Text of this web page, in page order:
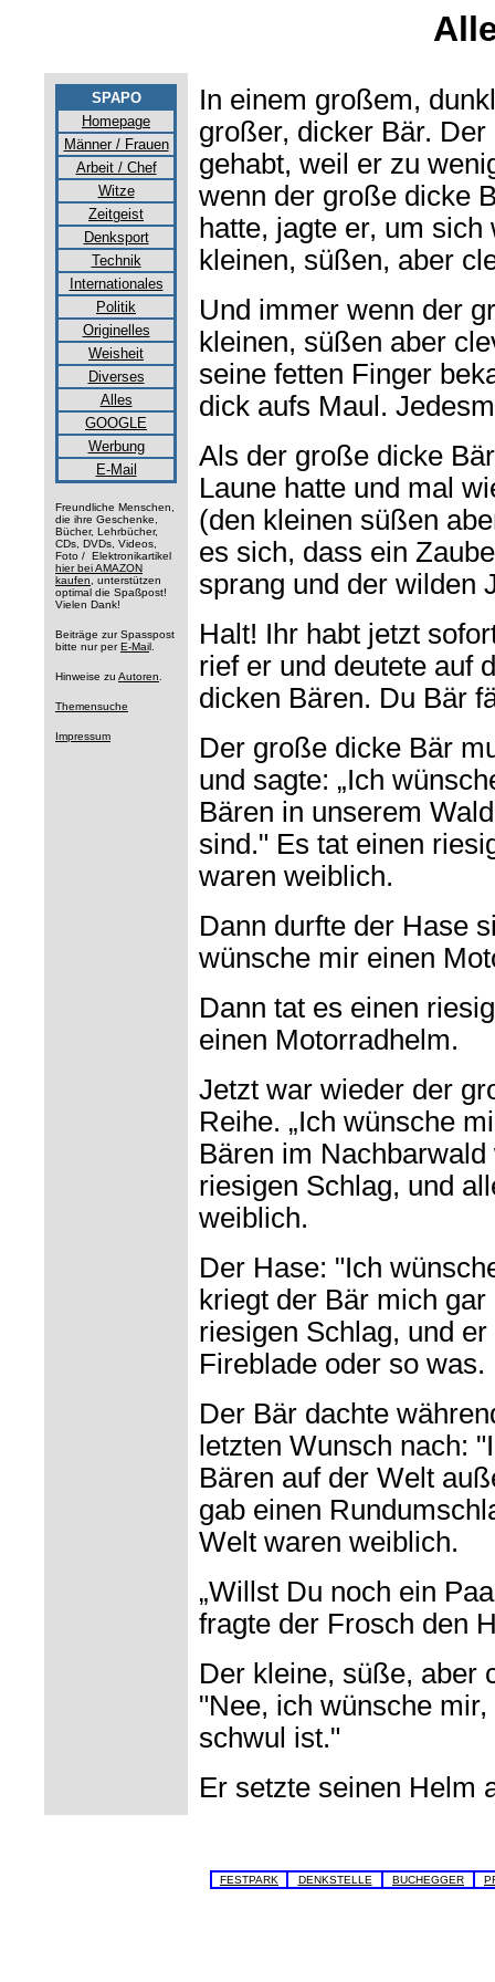
SPAPO
Homepage
Männer / Frauen
Arbeit / Chef
Witze
Zeitgeist
Denksport
Technik
Internationales
Politik
Originelles
Weisheit
Diverses
Alles
GOOGLE
Werbung
E-Mail
Freundliche Menschen,
die ihre Geschenke,
Bücher, Lehrbücher,
CDs, DVDs, Videos,
Foto / Elektronikartikel
hier bei AMAZON
kaufen, unterstützen
optimal die Spaßpost!
Vielen Dank!
Beiträge zur Spasspost
bitte nur per E-Mai l.
Hinweise zu Autoren.
Themensuche
Impressum
In einem großem,
großer, dicker Bär.
gehabt, weil er zu
wenn der große dicke
hatte, jagte er, um
kleinen, süßen, aber
Und immer wenn der
kleinen, süßen aber
seine fetten Finger
dick aufs Maul.
Als der große dicke
Laune hatte und mal
(den kleinen süßen
es sich, dass ein
sprang und der wilden
Halt! Ihr habt jetzt
rief er und deutete auf
dicken Bären. Du Bär
Der große dicke Bär
und sagte: „Ich
Bären in unserem
sind." Es tat einen
waren weiblich.
Dann durfte der Hase
wünsche mir einen
Dann tat es einen
einen Motorradhelm.
Jetzt war wieder der
Reihe. „Ich wünsche
Bären im
riesigen Schlag, und
weiblich.
Der Hase: "Ich
kriegt der Bär mich
riesigen Schlag, und
Fireblade oder so was.
Der Bär dachte
letzten Wunsch nach:
Bären auf der Welt
gab einen
Welt waren weiblich.
„Willst Du noch ein
fragte der Frosch den
Der kleine, süße, aber
"Nee, ich wünsche
schwul ist."
Er setzte seinen Helm
FESTPARK DENKSTELLE BUCHEGGER